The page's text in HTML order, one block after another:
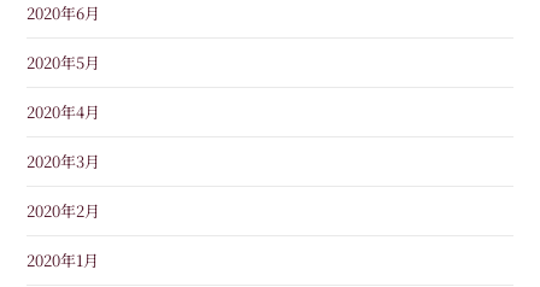
2020年6月
2020年5月
2020年4月
2020年3月
2020年2月
2020年1月